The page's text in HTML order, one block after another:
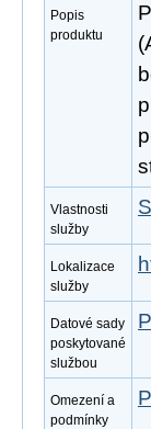
Popis
produktu
Vlastnosti
služby
Lokalizace
služby
Datové sady
poskytované
službou
Omezení a
podmínky